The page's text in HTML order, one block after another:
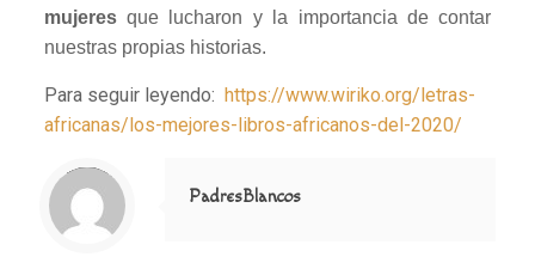
mujeresque lucharon y la importancia de contar
nuestras propias historias.
Para seguir leyendo: https://www.wiriko.org/letras-
africanas/los-mejores-libros-africanos-del-2020/
Notice
: Trying to access array offset on value of type null in
/home/misioner/public_html/padresblancos/themes/betheme/includes/content-single.php
on line
286
PadresBlancos